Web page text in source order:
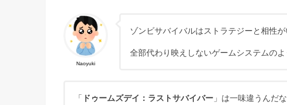
Naoyuki
ゾンビサバイバルはストラテジーと相性
全部代わり映えしないゲームシステムの
「 ドゥームズデイ：ラストサバイバー 」は一味違うんだな